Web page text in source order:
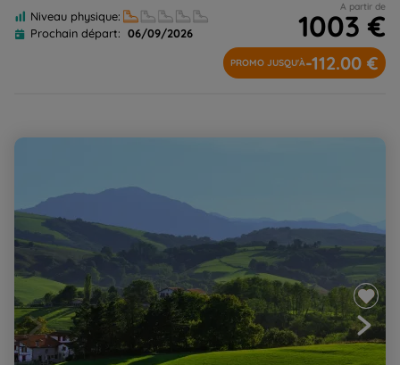
Niveau physique:
Prochain départ: 06/09/2026
A partir de
1003 €
PROMO JUSQU'À-112.00 €
Rando Yoga au Pays Basque, harmonie du corps et de